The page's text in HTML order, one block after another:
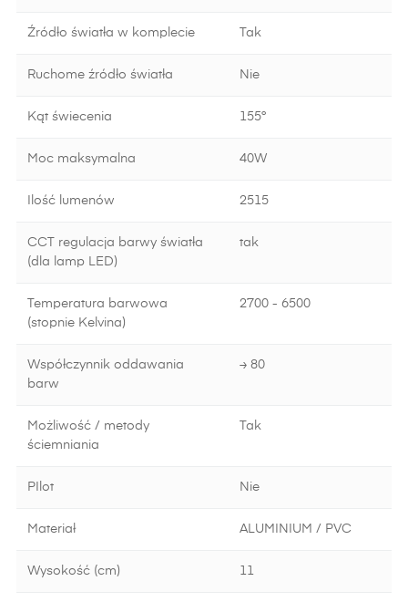
Źródło światła w komplecie Tak
Ruchome źródło światła Nie
Kąt świecenia 155°
Moc maksymalna 40W
Ilość lumenów 2515
CCT regulacja barwy światła
(dla lamp LED)
tak
Temperatura barwowa
(stopnie Kelvina)
2700 - 6500
Współczynnik oddawania
barw
≥ 80
Możliwość / metody
ściemniania
Tak
PIlot Nie
Materiał ALUMINIUM / PVC
Wysokość (cm) 11